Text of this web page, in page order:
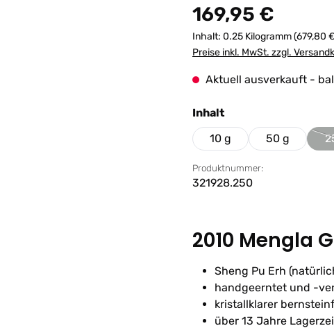
Regulärer Preis:
169,95 €
Inhalt: 0.25 Kilogramm(679,80
Preise inkl. MwSt. zzgl.
Aktuell ausverkauft -
Inhaltauswählen
10 g
50 g
Produktnummer:
321928.250
2010 Mengla
Sheng Pu Erh
handgeerntet und -
kristallklarer
über 13 Jahre